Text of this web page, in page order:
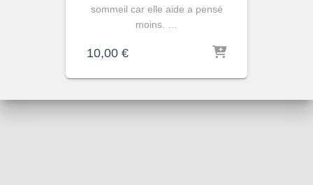
sommeil car elle aide a pensé
moins. …
10,00 €